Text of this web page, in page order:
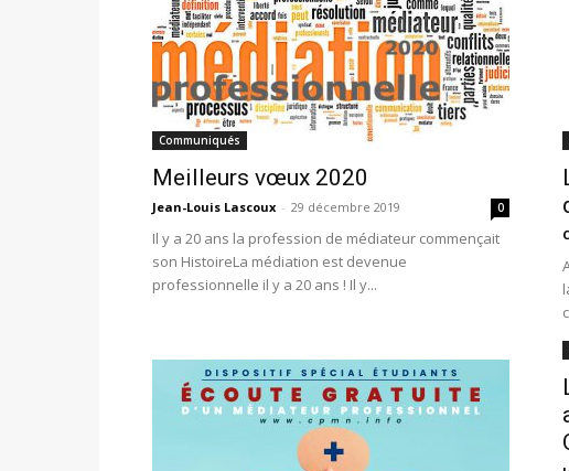
Communiqués
Meilleurs vœux 2020
Jean-Louis Lascoux - 29 décembre 2019 0
Il y a 20 ans la profession de médiateur commençait
son HistoireLa médiation est devenue
professionnelle il y a 20 ans ! Il y...